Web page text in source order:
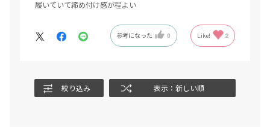
履いていて締め付け感が程よい
参考になった 0 Like! 2
絞り込み 表示：新しい順